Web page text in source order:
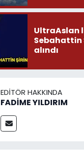
UltraAslan
Sebahattin
alındı
EDITÖR HAKKINDA
FADİME YILDIRIM